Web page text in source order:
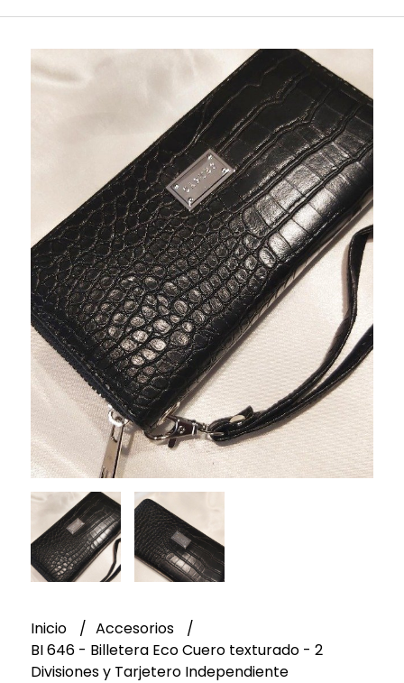
Inicio
Accesorios
BI 646 - Billetera Eco Cuero texturado - 2
Divisiones y Tarjetero Independiente